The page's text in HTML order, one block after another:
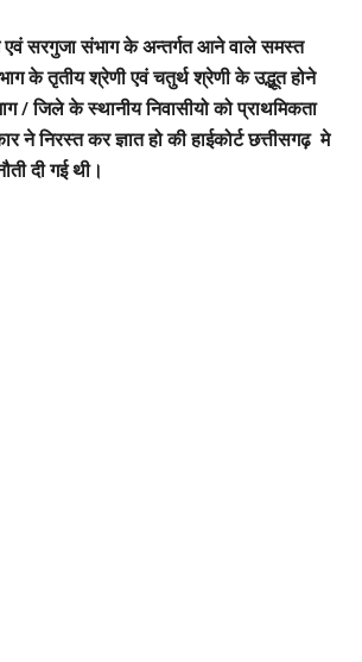
एवं सरगुजा संभाग के अन्तर्गत आने वाले समस्त
के तृतीय श्रेणी एवं चतुर्थ श्रेणी के उद्भूत होने
/ जिले के स्थानीय निवासीयो को प्राथमिकता
ने निरस्त कर ज्ञात हो की हाईकोर्ट छत्तीसगढ़ मे
दी गई थी।